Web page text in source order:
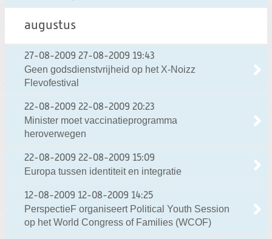
augustus
27-08-2009 27-08-2009 19:43
Geen godsdienstvrijheid op het X-Noizz
Flevofestival
22-08-2009 22-08-2009 20:23
Minister moet vaccinatieprogramma
heroverwegen
22-08-2009 22-08-2009 15:09
Europa tussen identiteit en integratie
12-08-2009 12-08-2009 14:25
PerspectieF organiseert Political Youth Session
op het World Congress of Families (WCOF)